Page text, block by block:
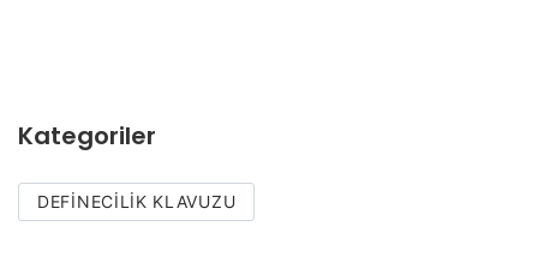
Kategoriler
DEFINECILIK KLAVUZU